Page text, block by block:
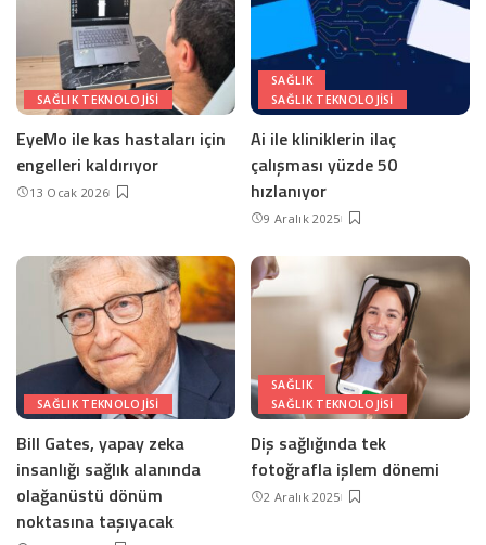
SAĞLIK TEKNOLOJISI
EyeMo ile kas hastaları için
engelleri kaldırıyor
13 Ocak 2026
SAĞLIK
SAĞLIK TEKNOLOJISI
Ai ile kliniklerin ilaç
çalışması yüzde 50
hızlanıyor
9 Aralık 2025
SAĞLIK TEKNOLOJISI
Bill Gates, yapay zeka
insanlığı sağlık alanında
olağanüstü dönüm
noktasına taşıyacak
SAĞLIK
SAĞLIK TEKNOLOJISI
Diş sağlığında tek
fotoğrafla işlem dönemi
2 Aralık 2025